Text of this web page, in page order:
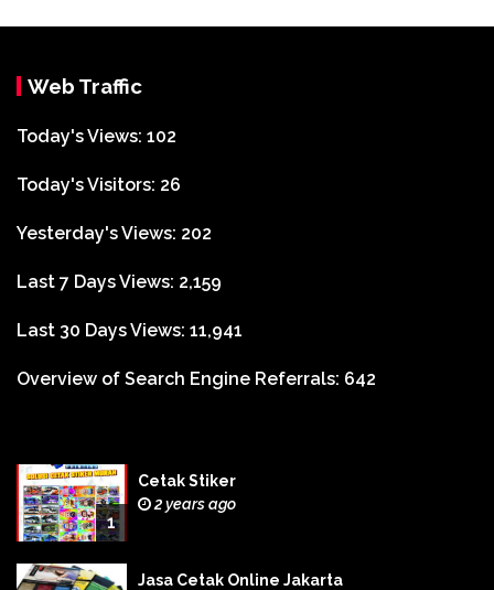
Web Traffic
Today's Views: 102
Today's Visitors: 26
Yesterday's Views: 202
Last 7 Days Views: 2,159
Last 30 Days Views: 11,941
Overview of Search Engine Referrals: 642
1
Cetak Stiker
2 years ago
Jasa Cetak Online Jakarta